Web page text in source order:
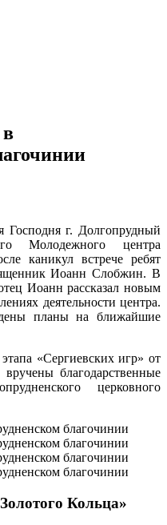
Господня г. Долгопрудный
Молодежного центра
каникул встрече ребят
Иоанн Слобжин. В
Иоанн рассказал новым
деятельности центра.
планы на ближайшие
«Сергиевских игр» от
благодарственные
церковного
Кольца»